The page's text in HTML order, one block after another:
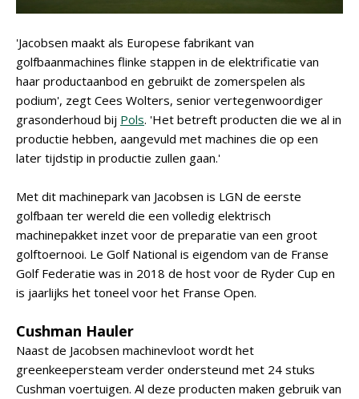
'Jacobsen maakt als Europese fabrikant van
golfbaanmachines flinke stappen in de elektrificatie van
haar productaanbod en gebruikt de zomerspelen als
podium', zegt Cees Wolters, senior vertegenwoordiger
grasonderhoud bij Pols. 'Het betreft producten die we al in
productie hebben, aangevuld met machines die op een
later tijdstip in productie zullen gaan.'
Met dit machinepark van Jacobsen is LGN de eerste
golfbaan ter wereld die een volledig elektrisch
machinepakket inzet voor de preparatie van een groot
golftoernooi. Le Golf National is eigendom van de Franse
Golf Federatie was in 2018 de host voor de Ryder Cup en
is jaarlijks het toneel voor het Franse Open.
Cushman Hauler
Naast de Jacobsen machinevloot wordt het
greenkeepersteam verder ondersteund met 24 stuks
Cushman voertuigen. Al deze producten maken gebruik van